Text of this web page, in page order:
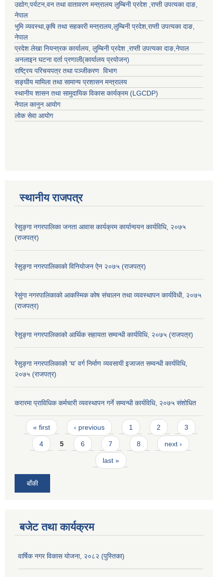
उद्याेग,पर्यटन,वन तथा वातावरण मन्त्रालय लुम्बिनी प्रदेश ,राप्ती उपत्यका दाङ,
नेपाल
भुमि व्यवस्था,कृषि तथा सहकारी मन्त्रालय,लुम्बिनी प्रदेश,राप्ती उपत्यका दाङ,
नेपाल
प्रदेश लेखा नियन्त्रक कार्यालय, लुम्बिनी प्रदेश ,राप्ती उपत्यका दाङ,नेपाल
अनलाइन घटना दर्ता प्रणाली(कार्यालय प्रयोजन)
राष्ट्रिय परिचयपत्र तथा पञ्जीकरण विभाग
सङ्घीय मामिला तथा सामान्य प्रशासन मन्त्रालय
स्थानीय शासन तथा सामुदायिक विकास कार्यक्रम (LGCDP)
नेपाल कानुन आयोग
लोक सेवा आयोग
स्थानीय राजपत्र
रेसुङ्गा नगरपालिका जनता आवास कार्यक्रम कार्यान्वयन कार्यविधि, २०७५
(राजपत्र)
रेसुङ्गा नगरपालिकाको विनियोजन ऐन २०७५ (राजपत्र)
रेसुंगा नगरपालिकाको आकस्मिक कोष संचालन तथा व्यवस्थापन कार्यविधी, २०७५
(राजपत्र)
रेसुङ्गा नगरपालिकाको आर्थिक सहायता सम्वन्धी कार्यविधि, २०७५ (राजपत्र)
रेसुङ्गा नगरपालिकाको ‘घ’ वर्ग निर्माण व्यवसायी इजाजत सम्वन्धी कार्यविधि,
२०७५ (राजपत्र)
करारमा प्राविधिक कर्मचारी व्यवस्थापन गर्ने सम्वन्धी कार्यविधि, २०७५ संशोधित
Pages
« first ‹ previous 1 2 3
4 5 6 7 8 next ›
last »
बाँकी
बजेट तथा कार्यक्रम
वार्षिक नगर विकास योजना, २०८२ (पुस्तिका)